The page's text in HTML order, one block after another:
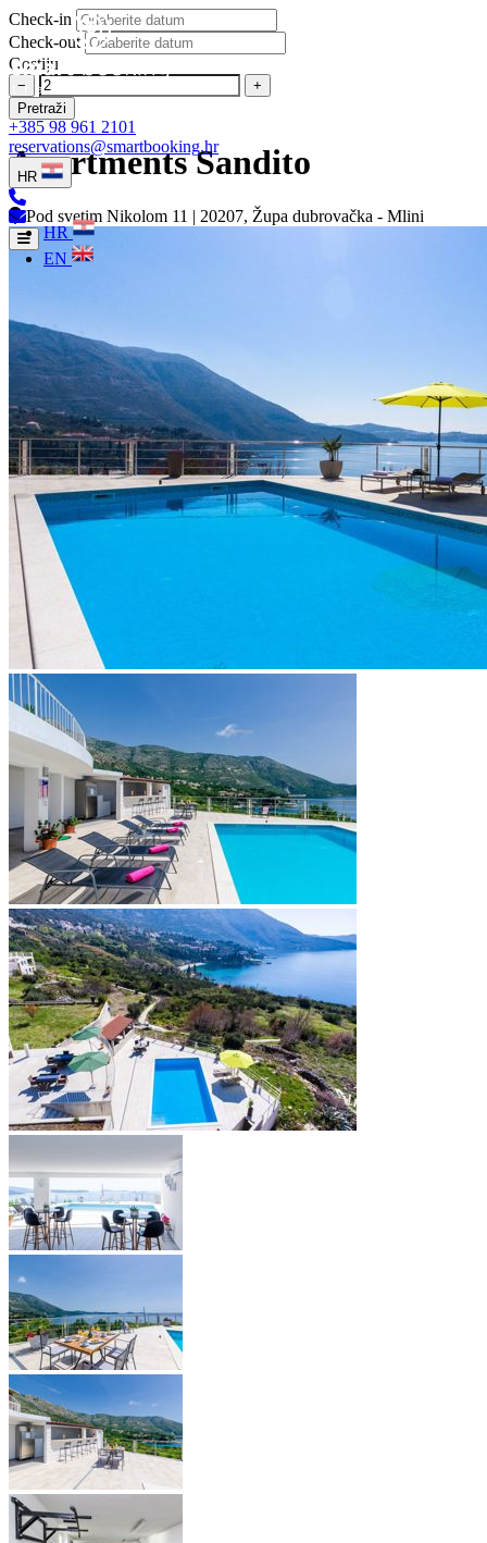
+385 98 961 2101
reservations@smartbooking.hr
HR
HR
EN
Check-in
Check-out
Gostiju
−
+
Pretraži
Apartments Sandito
Pod svetim Nikolom 11 | 20207, Župa dubrovačka - Mlini